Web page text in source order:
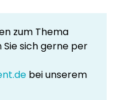
zum Thema
sich gerne per
bei unserem